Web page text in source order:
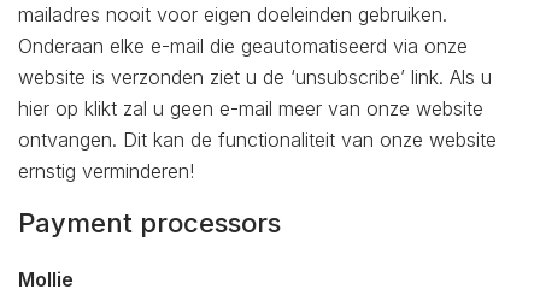
mailadres nooit voor eigen doeleinden gebruiken.
Onderaan elke e-mail die geautomatiseerd via onze
website is verzonden ziet u de ‘unsubscribe’ link. Als u
hier op klikt zal u geen e-mail meer van onze website
ontvangen. Dit kan de functionaliteit van onze website
ernstig verminderen!
Payment processors
Mollie